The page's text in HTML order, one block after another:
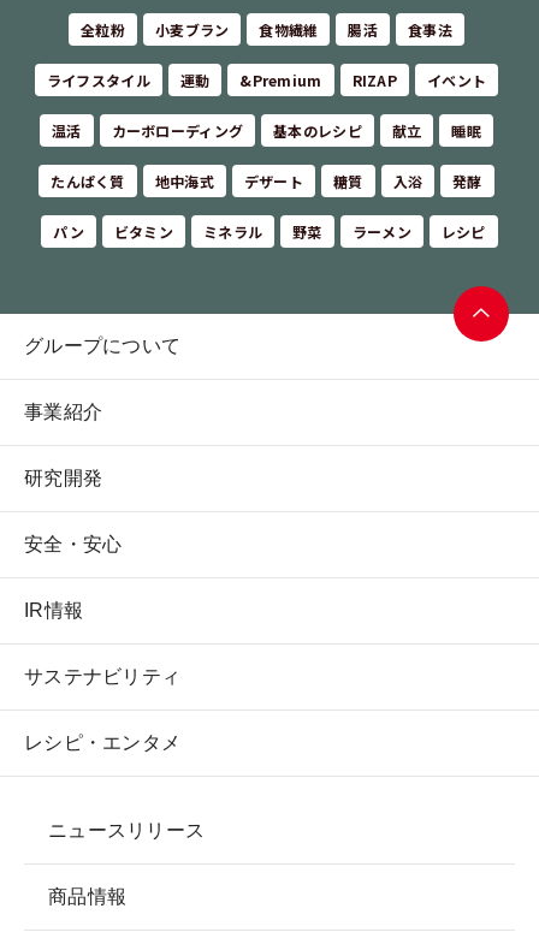
全粒粉 小麦ブラン 食物繊維 腸活 食事法
ライフスタイル 運動 &Premium RIZAP イベント
温活 カーボローディング 基本のレシピ 献立 睡眠
たんぱく質 地中海式 デザート 糖質 入浴 発酵
パン ビタミン ミネラル 野菜 ラーメン レシピ
グループについて
事業紹介
研究開発
安全・安心
IR情報
サステナビリティ
レシピ・エンタメ
ニュースリリース
商品情報